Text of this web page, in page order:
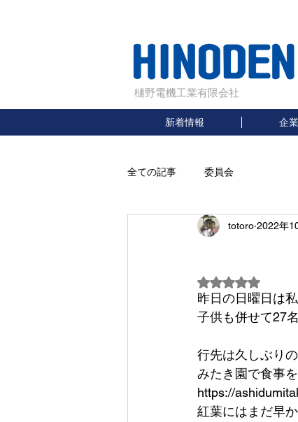
樋野電機工業有限会社
新着情報 企
全ての記事 委員会
町
totoro 2022年
5つ星のうち
昨日の日曜日は
子供も併せて27
行先は久しぶり
みたき園で食事
https://
紅葉にはまだ早